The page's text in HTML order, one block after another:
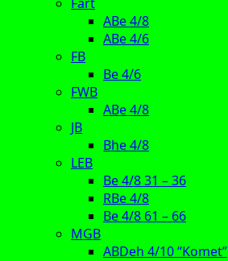
ABe 4/8
ABe 4/6
FB
Be 4/6
FWB
ABe 4/8
JB
Bhe 4/8
LEB
Be 4/8 31 – 36
RBe 4/8
Be 4/8 61 – 66
MGB
ABDeh 4/10 “Komet”